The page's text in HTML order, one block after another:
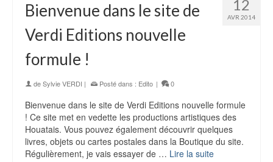
12
AVR 2014
Bienvenue dans le site de
Verdi Editions nouvelle
formule !
deSylvie VERDI | Posté dans : Edito | 0
Bienvenue dans le site de Verdi Editions nouvelle formule
! Ce site met en vedette les productions artistiques des
Houatais. Vous pouvez également découvrir quelques
livres, objets ou cartes postales dans la Boutique du site.
Régulièrement, je vais essayer de … Lire la suite